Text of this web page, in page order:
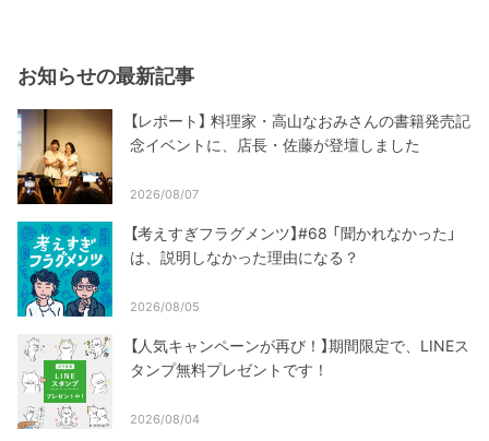
お知らせの最新記事
【レポート】 料理家・高山なおみさんの書籍発売記
念イベントに、店長・佐藤が登壇しました
2026/08/07
【考えすぎフラグメンツ】#68 「聞かれなかった」
は、説明しなかった理由になる？
2026/08/05
【人気キャンペーンが再び！】期間限定で、LINEス
タンプ無料プレゼントです！
2026/08/04